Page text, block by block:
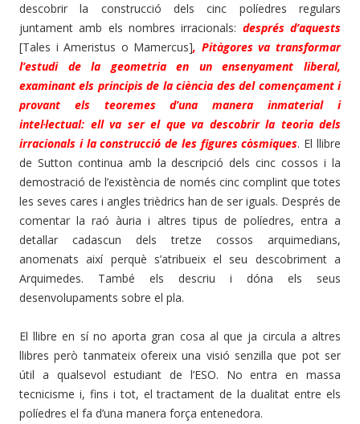
descobrir la construcció dels cinc políedres regulars
juntament amb els nombres irracionals: després d’aquests
[Tales i Ameristus o Mamercus], Pitàgores va transformar
l’estudi de la geometria en un ensenyament liberal,
examinant els principis de la ciència des del començament i
provant els teoremes d’una manera inmaterial i
intel·lectual: ell va ser el que va descobrir la teoria dels
irracionals i la construcció de les figures còsmiques. El llibre
de Sutton continua amb la descripció dels cinc cossos i la
demostració de l’existència de només cinc complint que totes
les seves cares i angles trièdrics han de ser iguals. Després de
comentar la raó àuria i altres tipus de políedres, entra a
detallar cadascun dels tretze cossos arquimedians,
anomenats així perquè s’atribueix el seu descobriment a
Arquimedes. També els descriu i dóna els seus
desenvolupaments sobre el pla.
El llibre en sí no aporta gran cosa al que ja circula a altres
llibres però tanmateix ofereix una visió senzilla que pot ser
útil a qualsevol estudiant de l’ESO. No entra en massa
tecnicisme i, fins i tot, el tractament de la dualitat entre els
políedres el fa d’una manera força entenedora.